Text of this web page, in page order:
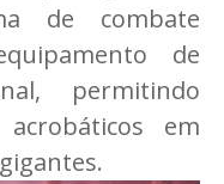
de combate
de
permitindo
em